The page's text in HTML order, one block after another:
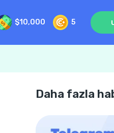
$10,000 5
Daha fazla